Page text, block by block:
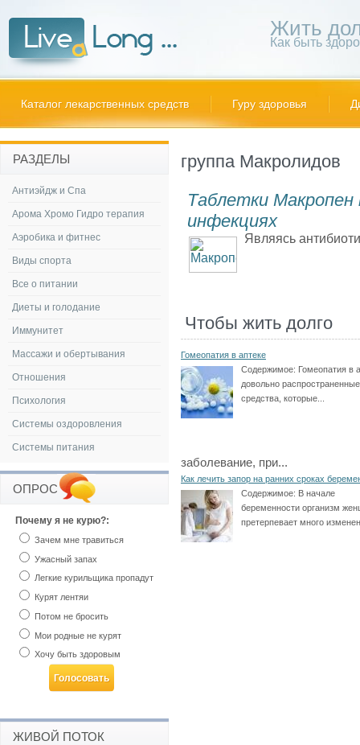
Жить
Как быть
Каталог лекарственных средств Гуру здоровья
группа Макролидов
Таблетки
инфекциях
Являясь
Чтобы жить долго
Гомеопатия в аптеке
Содержимое: Гомеопатия в
довольно распространенные
средства, которые...
заболевание, при...
Как лечить запор на ранних сроках
Содержимое: В начале
беременности организм
претерпевает много
РАЗДЕЛЫ
Антиэйдж и Спа
Арома Хромо Гидро терапия
Аэробика и фитнес
Виды спорта
Все о питании
Диеты и голодание
Иммунитет
Массажи и обертывания
Отношения
Психология
Системы оздоровления
Системы питания
ОПРОС
Почему я не курю?:
Зачем мне травиться
Ужасный запах
Легкие курильщика пропадут
Курят лентяи
Потом не бросить
Мои родные не курят
Хочу быть здоровым
ЖИВОЙ ПОТОК